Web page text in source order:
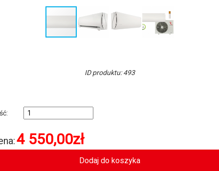
ID produktu: 493
4 550,00zł